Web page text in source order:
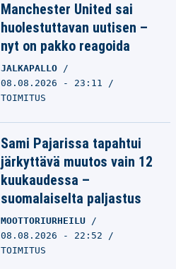
Manchester United sai
huolestuttavan uutisen –
nyt on pakko reagoida
JALKAPALLO
08.08.2026 - 23:11
TOIMITUS
Sami Pajarissa tapahtui
järkyttävä muutos vain 12
kuukaudessa –
suomalaiselta paljastus
MOOTTORIURHEILU
08.08.2026 - 22:52
TOIMITUS